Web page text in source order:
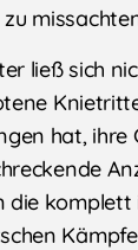
ließ sich
hat, ihre
die